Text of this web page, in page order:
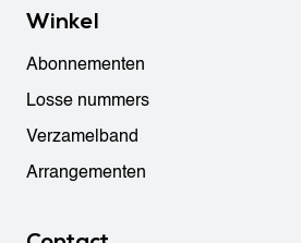
Winkel
Abonnementen
Losse nummers
Verzamelband
Arrangementen